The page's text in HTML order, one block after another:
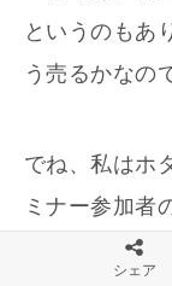
というのもあ
う売るかなの
でね、私はホ
ミナー参加者
シェア